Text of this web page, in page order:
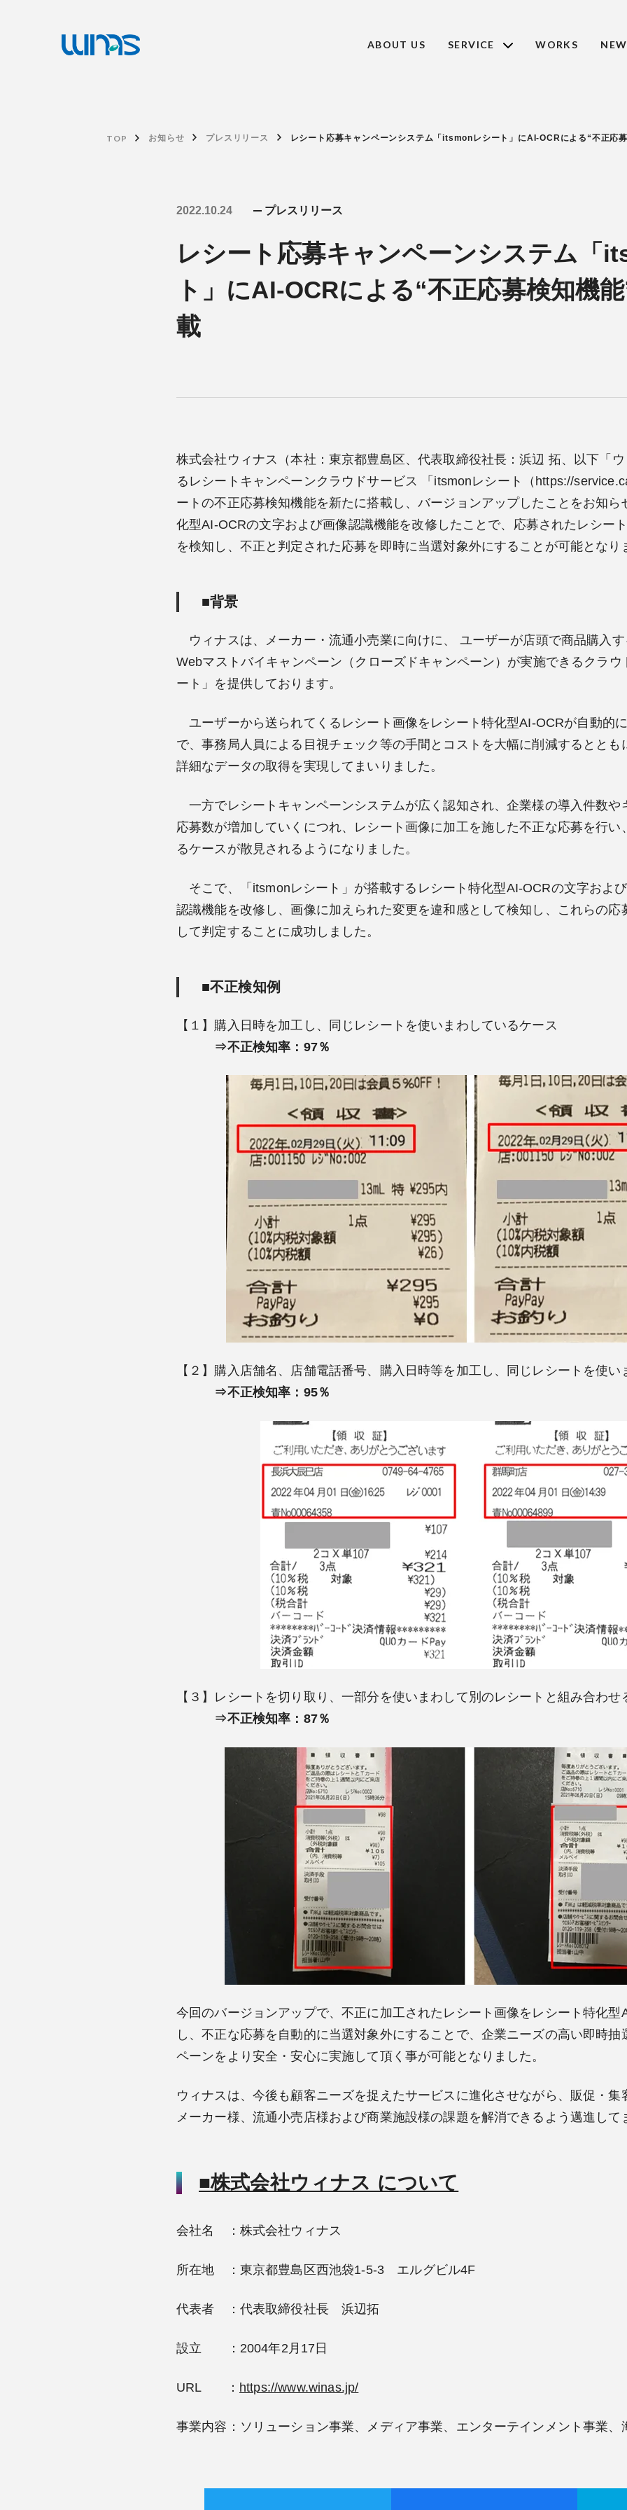
ABOUT US SERVICE WORKS
TOP お知らせ プレスリリース レシート応募キャンペーンシステム「itsmonレシート」にAI-OCRによる“不正応
2022.10.24 プレスリリース
レシート応募キャンペーンシステム「
ト」にAI-OCRによる“不正応募検知機
載
株式会社ウィナス（本社：東京都豊島区、代表取締役社長：浜辺 拓、以下「
るレシートキャンペーンクラウドサービス 「itsmonレシート（https://
ートの不正応募検知機能を新たに搭載し、バージョンアップしたことをお知ら
化型AI-OCRの文字および画像認識機能を改修したことで、応募されたレシー
を検知し、不正と判定された応募を即時に当選対象外にすることが可能となり
■背景
ウィナスは、メーカー・流通小売業に向けに、 ユーザーが店頭で商品購入
Webマストバイキャンペーン（クローズドキャンペーン）が実施できるクラ
ート」を提供しております。
ユーザーから送られてくるレシート画像をレシート特化型AI-OCRが自動的
で、事務局人員による目視チェック等の手間とコストを大幅に削減するととも
詳細なデータの取得を実現してまいりました。
一方でレシートキャンペーンシステムが広く認知され、企業様の導入件数や
応募数が増加していくにつれ、レシート画像に加工を施した不正な応募を行い
るケースが散見されるようになりました。
そこで、「itsmonレシート」が搭載するレシート特化型AI-OCRの文字およ
認識機能を改修し、画像に加えられた変更を違和感として検知し、これらの応
して判定することに成功しました。
■不正検知例
【１】購入日時を加工し、同じレシートを使いまわしているケース
⇒不正検知率：97％
【２】購入店舗名、店舗電話番号、購入日時等を加工し、同じレシートを使
⇒不正検知率：95％
【３】レシートを切り取り、一部分を使いまわして別のレシートと組み合わせ
⇒不正検知率：87％
今回のバージョンアップで、不正に加工されたレシート画像をレシート特化型
し、不正な応募を自動的に当選対象外にすることで、企業ニーズの高い即時
ペーンをより安全・安心に実施して頂く事が可能となりました。
ウィナスは、今後も顧客ニーズを捉えたサービスに進化させながら、販促・
メーカー様、流通小売店様および商業施設様の課題を解消できるよう邁進して
■株式会社ウィナス について
会社名 ：株式会社ウィナス
所在地 ：東京都豊島区西池袋1-5-3 エルグビル4F
代表者 ：代表取締役社長 浜辺拓
設立 ：2004年2月17日
URL ： https://www.winas.jp/
事業内容：ソリューション事業、メディア事業、エンターテインメント事業、